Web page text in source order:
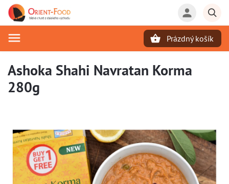
Prázdný košík
Ashoka Shahi Navratan Korma
280g